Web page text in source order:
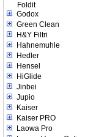
Foldit
Godox
Green Clean
H&Y Filtri
Hahnemuhle
Hedler
Hensel
HiGlide
Jinbei
Jupio
Kaiser
Kaiser PRO
Laowa Pro